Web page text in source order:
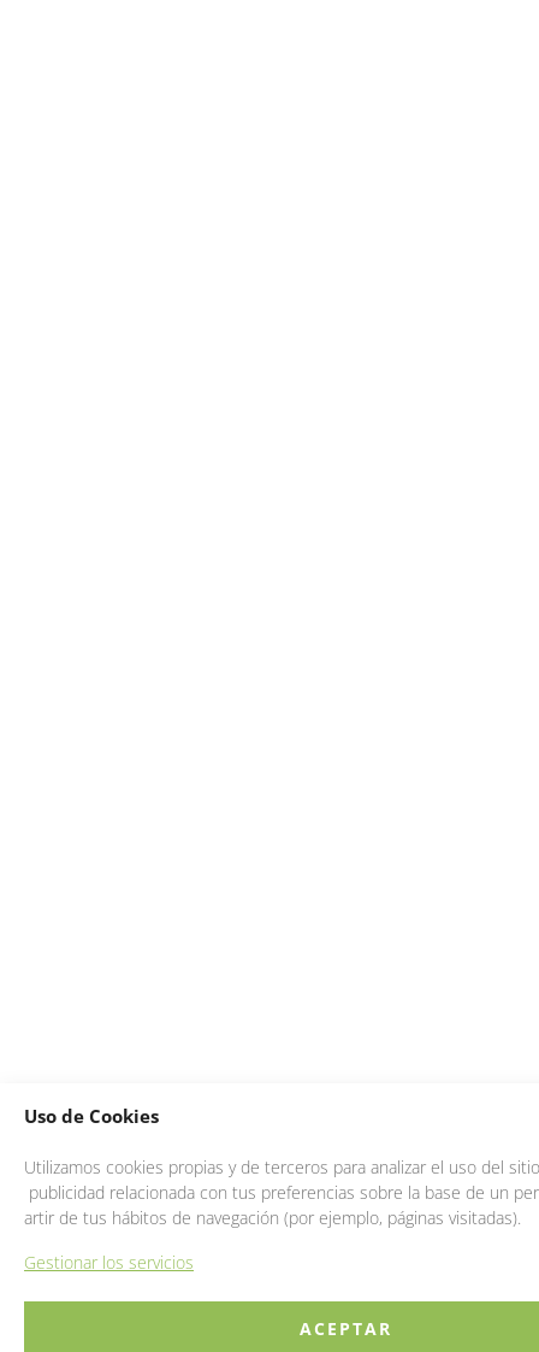
Uso de Cookies
Utilizamos cookies propias y de terceros para analizar el uso del
publicidad relacionada con tus preferencias sobre la base de un
artir de tus hábitos de navegación (por ejemplo, páginas visitadas).
Gestionar los servicios
ACEPTAR